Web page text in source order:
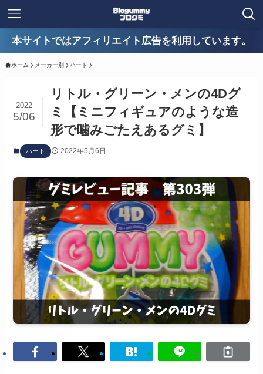
本サイトではアフィリエイト広告を利用しています。
ホーム メーカー別 ハート
リトル・グリーン・メンの4Dグ
ミ【ミニフィギュアのような造
形で噛みごたえあるグミ】
2022
5/06
ハート 2022年5月6日